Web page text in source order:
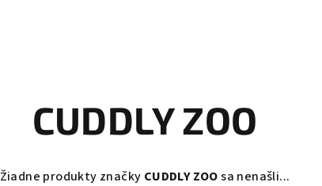
CUDDLY ZOO
Žiadne produkty značky CUDDLY ZOOsa nenašli...